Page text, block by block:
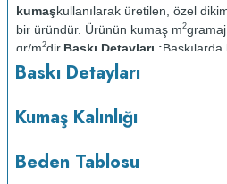
kumaşkullanılarak üretilen, özel
bir üründür. Ürünün kumaş m2
gr/m2dir. Baskı Detayları :
ve güvenlidir; insan sağlığına zarar
maksimum 30 de ve tersten yıkanır.
Baskı Detayları
Kumaş Kalınlığı
Beden Tablosu